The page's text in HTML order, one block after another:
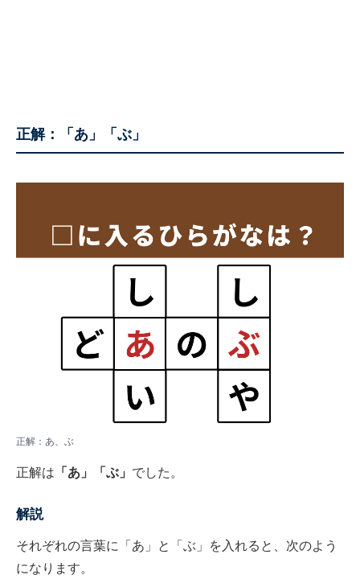
正解： 「あ」「ぶ」
正解：あ、ぶ
正解は 「あ」「ぶ」 でした。
解説
それぞれの言葉に「あ」と「ぶ」を入れると、次のよう
になります。